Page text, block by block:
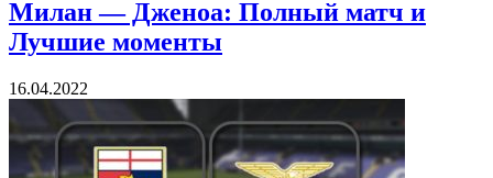
Милан — Дженоа: Полный матч и
Лучшие моменты
16.04.2022